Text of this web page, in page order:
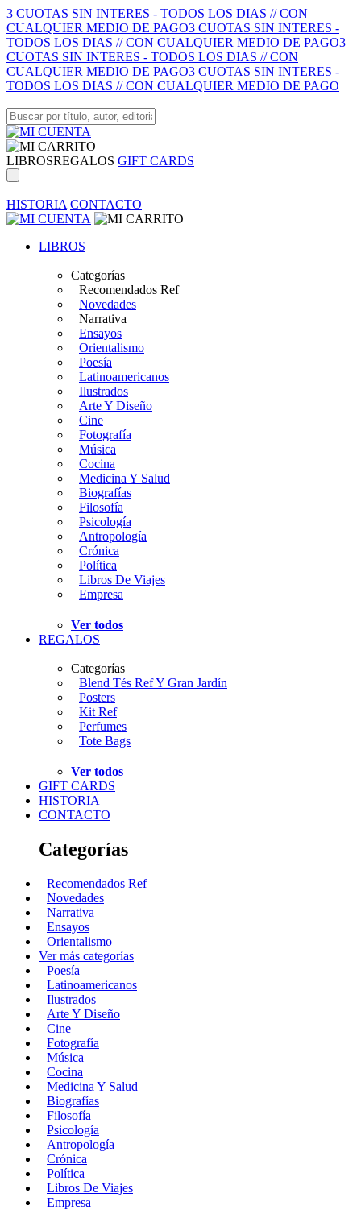
3 CUOTAS SIN INTERES - TODOS LOS DIAS // CON
CUALQUIER MEDIO DE PAGO3 CUOTAS SIN INTERES -
TODOS LOS DIAS // CON CUALQUIER MEDIO DE PAGO3
CUOTAS SIN INTERES - TODOS LOS DIAS // CON
CUALQUIER MEDIO DE PAGO3 CUOTAS SIN INTERES -
TODOS LOS DIAS // CON CUALQUIER MEDIO DE PAGO
LIBROSREGALOS GIFT CARDS
HISTORIA CONTACTO
LIBROS
Categorías
Recomendados Ref
Novedades
Narrativa
Ensayos
Orientalismo
Poesía
Latinoamericanos
Ilustrados
Arte Y Diseño
Cine
Fotografía
Música
Cocina
Medicina Y Salud
Biografías
Filosofía
Psicología
Antropología
Crónica
Política
Libros De Viajes
Empresa
Ver todos
REGALOS
Categorías
Blend Tés Ref Y Gran Jardín
Posters
Kit Ref
Perfumes
Tote Bags
Ver todos
GIFT CARDS
HISTORIA
CONTACTO
Categorías
Recomendados Ref
Novedades
Narrativa
Ensayos
Orientalismo
Ver más categorías
Poesía
Latinoamericanos
Ilustrados
Arte Y Diseño
Cine
Fotografía
Música
Cocina
Medicina Y Salud
Biografías
Filosofía
Psicología
Antropología
Crónica
Política
Libros De Viajes
Empresa